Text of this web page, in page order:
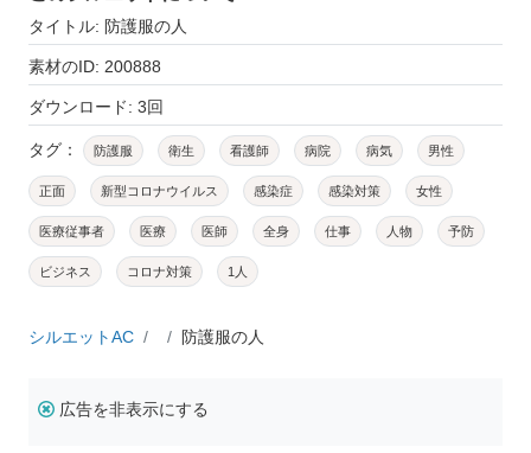
タイトル: 防護服の人
素材のID: 200888
ダウンロード: 3回
タグ： 防護服 衛生 看護師 病院 病気 男性
正面 新型コロナウイルス 感染症 感染対策 女性
医療従事者 医療 医師 全身 仕事 人物 予防
ビジネス コロナ対策 1人
シルエットAC 防護服の人
広告を非表示にする